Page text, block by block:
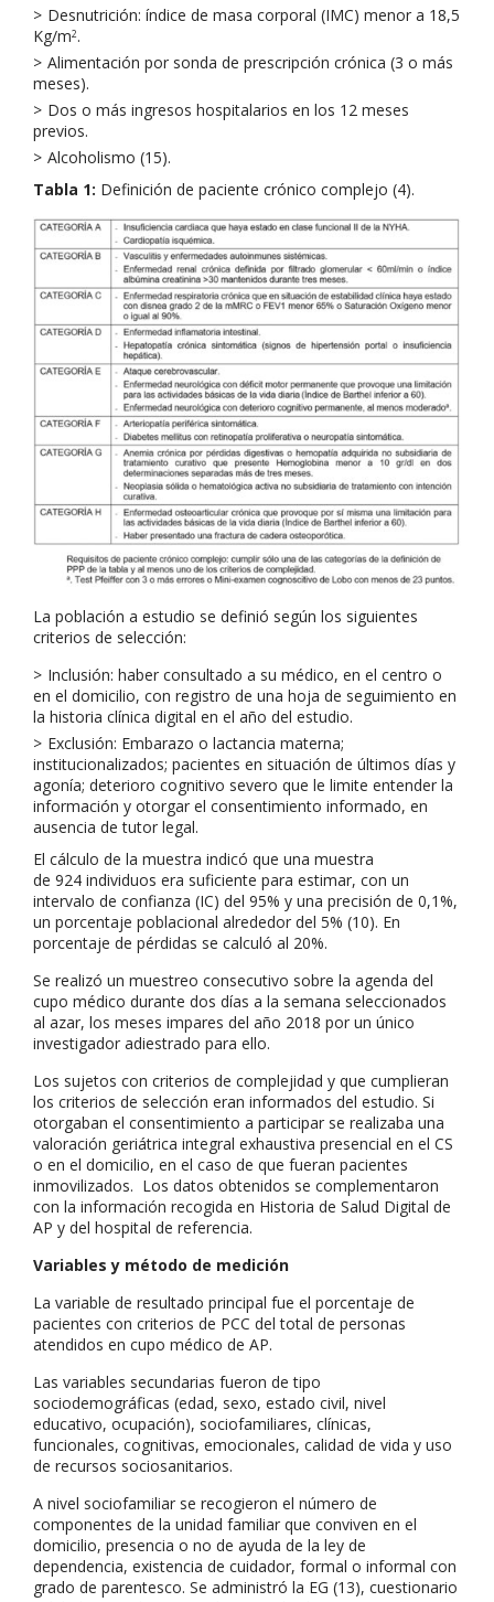
Desnutrición: índice de masa corporal (IMC) menor a 18,5
Kg/m2.
Alimentación por sonda de prescripción crónica (3 o más
meses).
Dos o más ingresos hospitalarios en los 12 meses
previos.
Alcoholismo (15).
Tabla 1: Definición de paciente crónico complejo (4).
La población a estudio se definió según los siguientes
criterios de selección:
Inclusión: haber consultado a su médico, en el centro o
en el domicilio, con registro de una hoja de seguimiento en
la historia clínica digital en el año del estudio.
Exclusión: Embarazo o lactancia materna;
institucionalizados; pacientes en situación de últimos días y
agonía; deterioro cognitivo severo que le limite entender la
información y otorgar el consentimiento informado, en
ausencia de tutor legal.
El cálculo de la muestra indicó que una muestra
de 924 individuos era suficiente para estimar, con un
intervalo de confianza (IC) del 95% y una precisión de 0,1%,
un porcentaje poblacional alrededor del 5% (10). En
porcentaje de pérdidas se calculó al 20%.
Se realizó un muestreo consecutivo sobre la agenda del
cupo médico durante dos días a la semana seleccionados
al azar, los meses impares del año 2018 por un único
investigador adiestrado para ello.
Los sujetos con criterios de complejidad y que cumplieran
los criterios de selección eran informados del estudio. Si
otorgaban el consentimiento a participar se realizaba una
valoración geriátrica integral exhaustiva presencial en el CS
o en el domicilio, en el caso de que fueran pacientes
inmovilizados. Los datos obtenidos se complementaron
con la información recogida en Historia de Salud Digital de
AP y del hospital de referencia.
Variables y método de medición
La variable de resultado principal fue el porcentaje de
pacientes con criterios de PCC del total de personas
atendidos en cupo médico de AP.
Las variables secundarias fueron de tipo
sociodemográficas (edad, sexo, estado civil, nivel
educativo, ocupación), sociofamiliares, clínicas,
funcionales, cognitivas, emocionales, calidad de vida y uso
de recursos sociosanitarios.
A nivel sociofamiliar se recogieron el número de
componentes de la unidad familiar que conviven en el
domicilio, presencia o no de ayuda de la ley de
dependencia, existencia de cuidador, formal o informal con
grado de parentesco. Se administró la EG (13), cuestionario